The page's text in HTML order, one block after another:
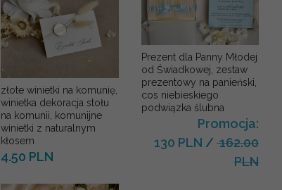
złote winietki na komunię,
winietka dekoracja stołu
na komunii, komunijne
winietki z naturalnym
kłosem
4.50 PLN
Prezent dla Panny Młodej
od Świadkowej, zestaw
prezentowy na panieński,
cos niebieskiego
podwiązka ślubna
Promocja:
130 PLN / 162.00
PLN